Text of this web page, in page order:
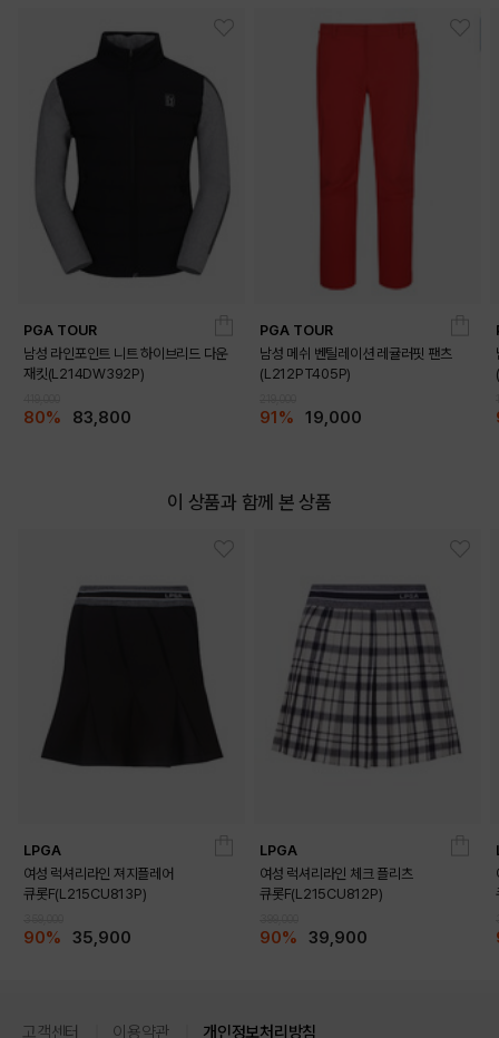
PGA TOUR
남성 라인포인트 니트 하이브리드 다운
재킷(L214DW392P)
80% 83,800
PGA TOUR
남성 메쉬 벤틸레이션 레귤러핏 팬츠
(L212PT405P)
91% 19,000
이 상품과 함께 본 상품
LPGA
여성 럭셔리라인 져지플레어
큐롯F(L215CU813P)
90% 35,900
LPGA
여성 럭셔리라인 체크 플리츠
큐롯F(L215CU812P)
90% 39,900
고객센터 이용약관 개인정보처리방침